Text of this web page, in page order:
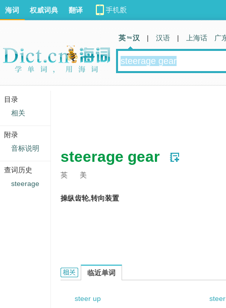
steerage gear
英 美
操纵齿轮,转向装置
steerage gear的相关资料：
临近单词
steer up
steer
海词 权威词典 翻译
英 汉 | 汉语 | 上海话 广
目录
相关
附录
音标说明
查词历史
steerage